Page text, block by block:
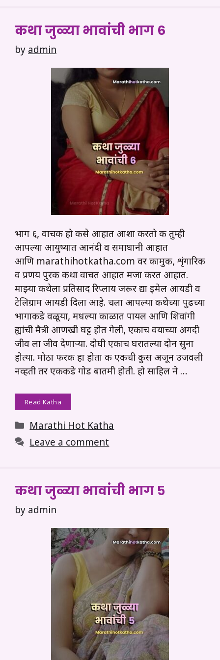
कथा जुळ्या भावांची भाग ६
by admin
भाग ६, वाचक हो कसे आहात आशा करतो की तुम्ही
आपल्या आयुष्यात आनंदी व समाधानी आहात
आणि marathihotkatha.com वर कामुक, शृंगारिक
व प्रणय पुरक कथा वाचत आहात मजा करत आहात.
माझ्या कथेला प्रतिसाद रिप्लाय जरूर द्या इमेल आयडी व
टेलिग्राम आयडी दिला आहे. चला आपल्या कथेच्या पुढच्या
भागाकडे वळूया, मधल्या काळात पायल आणि शिवांगी
ह्यांची मैत्री आणखी घट्ट होत गेली, एकाच वयाच्या अगदी
जीव ला जीव देणाऱ्या. दोघी एकाच घरातल्या दोन सुना
होत्या. मोठा फरक हा होता की एकीची कुस अजून उजवली
नव्हती तर एकीकडे गोड बातमी होती. हो साहिल ने …
Read Katha
Categories
Marathi Hot Katha
Leave a comment
कथा जुळ्या भावांची भाग ५
by admin